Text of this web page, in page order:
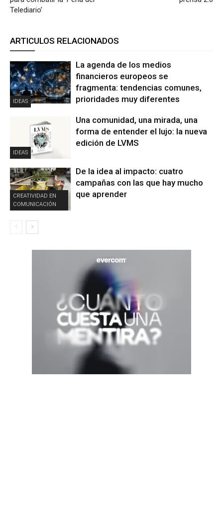
Telediario’
ARTICULOS RELACIONADOS
IDEAS
La agenda de los medios
financieros europeos se
fragmenta: tendencias comunes,
prioridades muy diferentes
IDEAS
Una comunidad, una mirada, una
forma de entender el lujo: la nueva
edición de LVMS
CREATIVIDAD EN
COMUNICACIÓN
De la idea al impacto: cuatro
campañas con las que hay mucho
que aprender